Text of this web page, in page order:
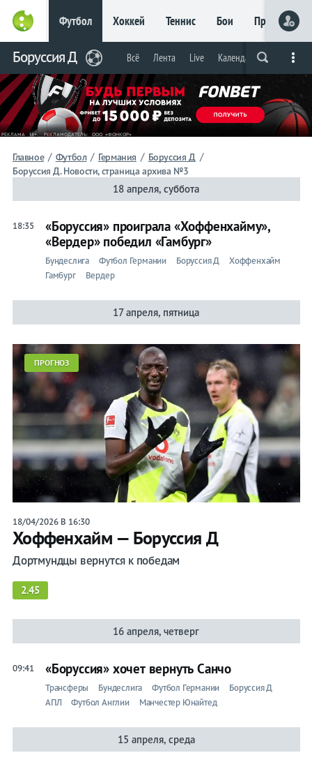
Футбол Хоккей Теннис Бои Прочие
Live Вся лента Прогнозы Букмекеры
Боруссия Д Всё Лента Live Календарь/таблица
Главное / Футбол / Германия / Боруссия Д /
Боруссия Д. Новости, страница архива №3
18 апреля, суббота
18:35
«Боруссия» проиграла «Хоффенхайму»,
«Вердер» победил «Гамбург»
Бундеслига Футбол Германии Боруссия Д
Хоффенхайм
Гамбург
Вердер
17 апреля, пятница
ПРОГНОЗ
18/04/2026 В 16:30
Хоффенхайм — Боруссия Д
Дортмундцы вернутся к победам
2.45
16 апреля, четверг
09:41 «Боруссия» хочет вернуть Санчо
Трансферы Бундеслига Футбол Германии
Боруссия Д
АПЛ
Футбол Англии Манчестер Юнайтед
15 апреля, среда
Главное
Фрибет
до 15
000 ₽
Новым
игрокам, без
условий
Футбол
Live
Календарь/
таблица
Прогнозы
Трансферы
Футбол Германии
Бундеслига
Кубок Германии
Суперкубок Германии
Сборная Германии
Айнтрахт Ф
Аугсбург